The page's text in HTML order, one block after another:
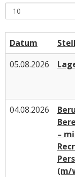
Datum
05.08.2026
04.08.2026
–
(m/